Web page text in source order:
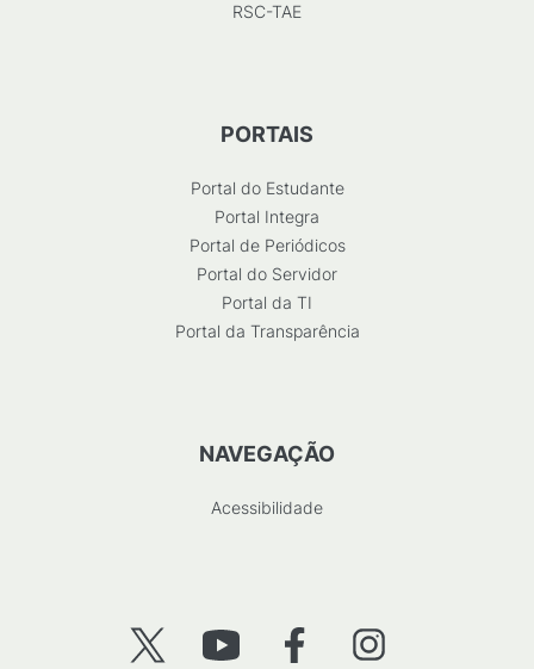
RSC-TAE
PORTAIS
Portal do Estudante
Portal Integra
Portal de Periódicos
Portal do Servidor
Portal da TI
Portal da Transparência
NAVEGAÇÃO
Acessibilidade